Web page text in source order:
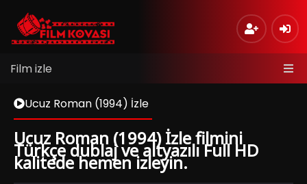
Film izle
Ucuz Roman (1994) İzle
Ucuz Roman (1994) İzle filmini
Türkçe dublaj ve altyazılı Full HD
kalitede hemen izleyin.